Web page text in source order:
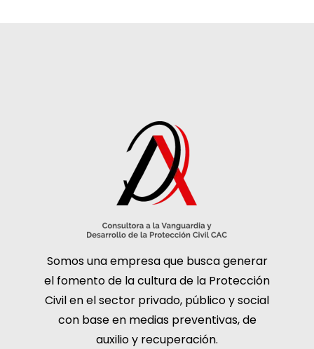
Somos una empresa que busca generar
el fomento de la cultura de la Protección
Civil en el sector privado, público y social
con base en medias preventivas, de
auxilio y recuperación.